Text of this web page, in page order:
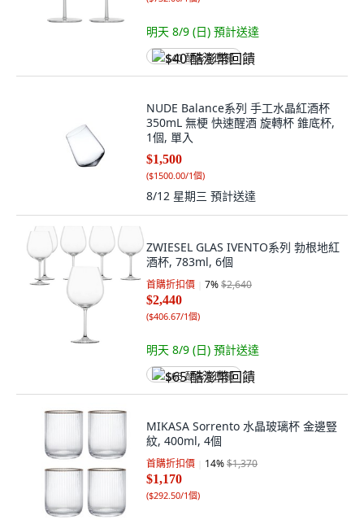
明天 8/9 (日) 預計送達
$40 酷澎幣回饋
NUDE Balance系列 手工水晶紅酒杯
350mL 無梗 快速醒酒 旋轉杯 錐底杯,
1個, 單入
$1,500
($1500.00/1個)
8/12 星期三 預計送達
ZWIESEL GLAS IVENTO系列 勃根地紅
酒杯, 783ml, 6個
首購折扣價 7%$2,640
$2,440
($406.67/1個)
明天 8/9 (日) 預計送達
$65 酷澎幣回饋
MIKASA Sorrento 水晶玻璃杯 金邊豎
紋, 400ml, 4個
首購折扣價 14%$1,370
$1,170
($292.50/1個)